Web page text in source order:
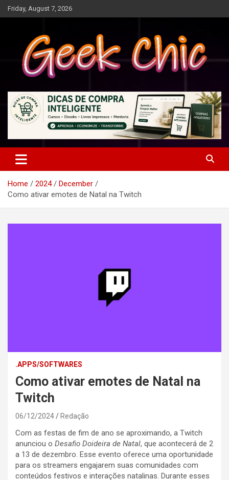
Skip
to
Friday, August 7, 2026
Geek Chic
Home 2024
December
Como ativar emotes de Natal na Twitch
.APPS/SOFTWARES
Como ativar emotes de Natal na
Twitch
06/12/2024 Redação
Com as festas de fim de ano se aproximando, a Twitch
anunciou o Desafio Doideira de Natal, que acontecerá de 2
a 13 de dezembro. Esse evento oferece uma oportunidade
para os streamers engajarem suas comunidades com
conteúdos festivos e interações natalinas. Durante esses